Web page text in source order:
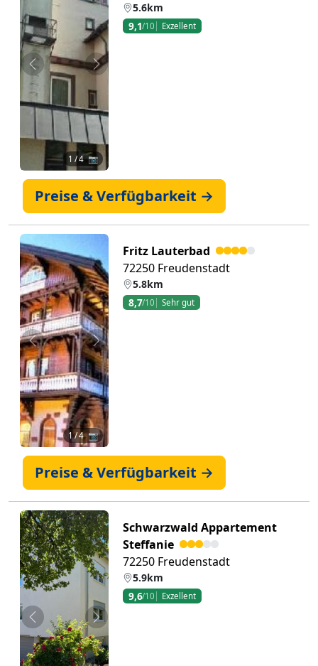
Zurück Weiter
1 / 4 📷
5.6km
9,1/10 Exzellent
Preise & Verfügbarkeit →
Zurück Weiter
1/ 4 📷
Fritz Lauterbad
72250 Freudenstadt
5.8km
8,7/10 Sehr gut
Preise & Verfügbarkeit →
Zurück Weiter
Schwarzwald Appartement
Steffanie
72250 Freudenstadt
5.9km
9,6/10 Exzellent